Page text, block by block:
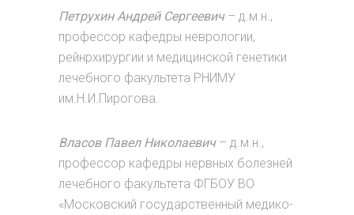
Петрухин Андрей Сергеевич– д.м.н.,
профессор кафедры неврологии,
рейнрхирургии и медицинской генетики
лечебного факультета РНИМУ
им.Н.И.Пирогова.
Власов Павел Николаевич– д.м.н.,
профессор кафедры нервных болезней
лечебного факультета ФГБОУ ВО
«Московский государственный медико-